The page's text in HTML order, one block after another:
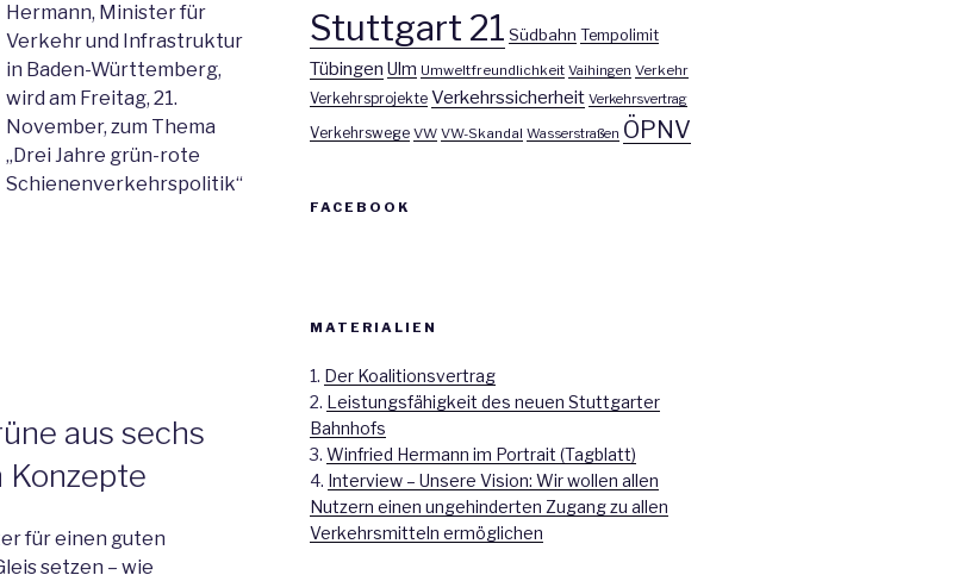
Hermann, Minister für
Verkehr und Infrastruktur
in Baden-Württemberg,
wird am Freitag, 21.
November, zum Thema
„Drei Jahre grün-rote
Schienenverkehrspolitik“
aus sechs
Konzepte
für einen guten
setzen – wie
Stuttgart 21 Südbahn Tempolimit
Tübingen Ulm Umweltfreundlichkeit Vaihingen Verkehr
Verkehrsprojekte Verkehrssicherheit Verkehrsvertrag
Verkehrswege VW VW-Skandal Wasserstraßen ÖPNV
FACEBOOK
MATERIALIEN
1. Der Koalitionsvertrag
2. Leistungsfähigkeit des neuen Stuttgarter
Bahnhofs
3. Winfried Hermann im Portrait (Tagblatt)
4. Interview – Unsere Vision: Wir wollen allen
Nutzern einen ungehinderten Zugang zu allen
Verkehrsmitteln ermöglichen